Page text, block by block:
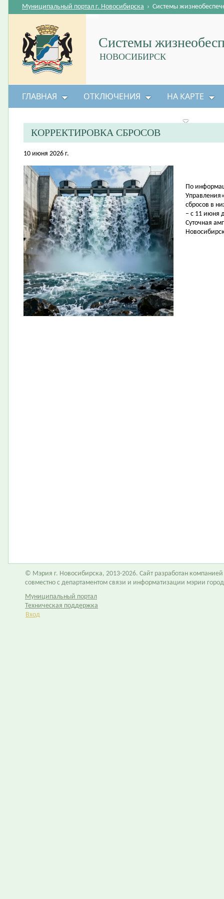
Системы
НОВОСИБИРСК
Муниципальный портал г. Новосибирска › Системы
ГЛАВНАЯ ОТКЛЮЧЕНИЯ НА КАРТЕ
КОРРЕКТИРОВКА СБРОСОВ
10 июня 2026 г.
По
сбросов в
– с 11 июня
Суточная
© Мэрия г. Новосибирска, 2013-2026. Сайт разработан компанией
совместно с департаментом связи и информатизации мэрии
Муниципальный портал
Техническая поддержка
Вход